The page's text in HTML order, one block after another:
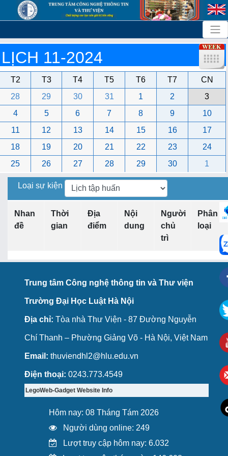
LỊCH 11-2024
T2 T3 T4 T5 T6 T7
CN
28
29 30 31 1 2
3
4
5 6 7 8 9
10
11
12 13 14 15 16
17
18
19 20 21 22 23
24
25
26 27 28 29 30 1
Loại sự kiện
Nhan
đề
Thời
gian
Địa
điểm
Nội
dung
Người
chủ
trì
Phân
loại
Trung tâm Công nghệ thông tin và Thư viện
Trường Đại Học Luật Hà Nội
Địa chỉ: Tòa nhà Thư Viện - 87 Đường Nguyễn
Chí Thanh – Phường Giảng Võ - Hà Nội, Việt Nam
Email: thuviendhl2@hlu.edu.vn
Điện thoại: 0243.773.4549
LegoWeb-Gadget Website Info
Hôm nay: 08 Tháng Tám 2026
Người dùng online: 249
Lượt truy cập hôm nay: 6.032